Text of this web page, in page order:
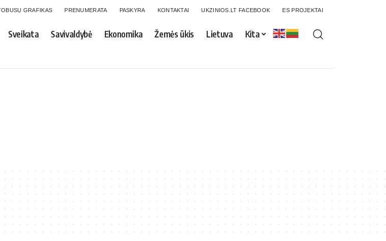
GRAFIKAS PRENUMERATA PASKYRA KONTAKTAI UKZINIOS.LT FACEBOOK ES PROJEKTAI
Sveikata Savivaldybė Ekonomika Žemės ūkis Lietuva Kita